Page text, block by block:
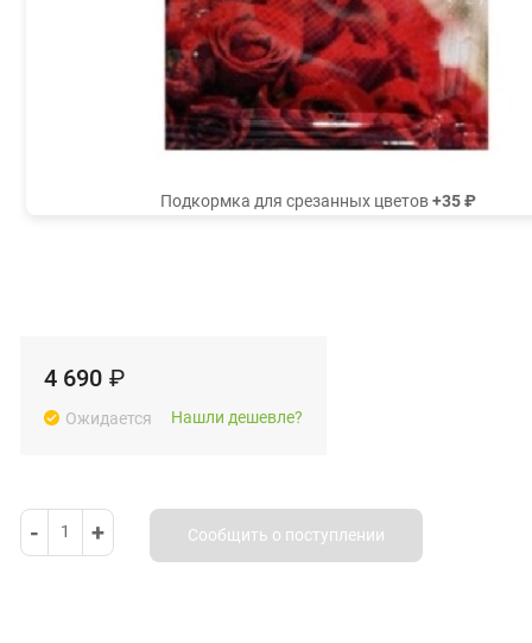
Подкормка для срезанных цветов+35 ₽
4 690 ₽
Ожидается Нашли дешевле?
- 1 + Сообщить о поступлении